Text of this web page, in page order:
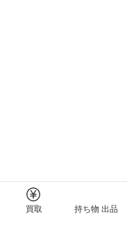
買取 持ち物 出品